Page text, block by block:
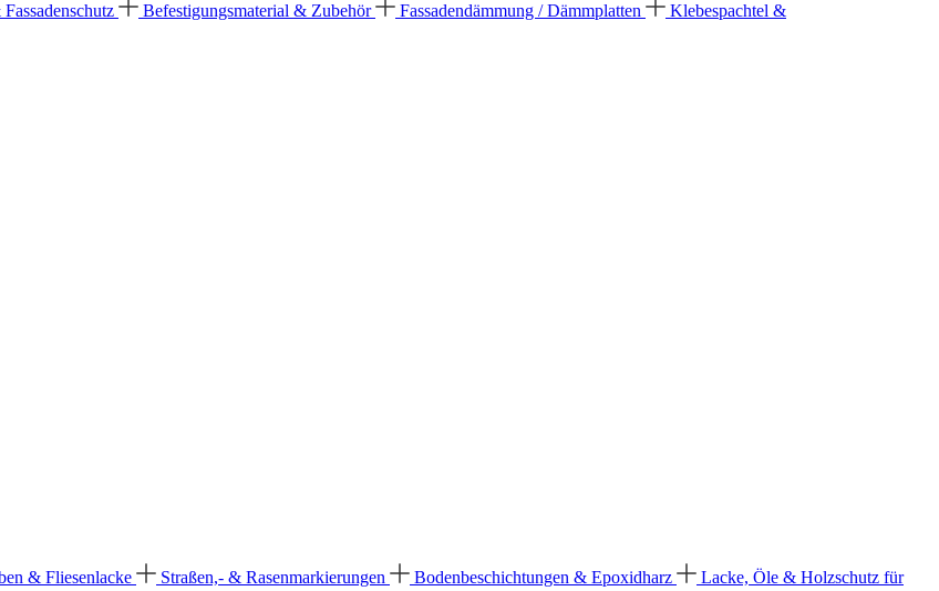
Befestigungsmaterial & Zubehör Fassadendämmung / Dämmplatten
Klebespachtel &
& Fliesenlacke Straßen,- & Rasenmarkierungen Bodenbeschichtungen & Epoxidharz
Lacke, Öle & Holzschutz für